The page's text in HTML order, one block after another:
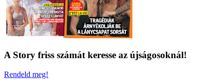
A Story friss számát keresse az újságosoknál!
Rendeld meg!